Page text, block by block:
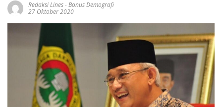
Redaksi Lines-Bonus Demografi
27 Oktober 2020